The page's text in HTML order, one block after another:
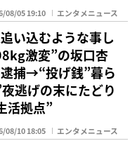
08/05 19:10 エンタメニュース
追い込むような事し
激変”の坂口杏
捕→“投げ銭”暮ら
逃げの末にたどり
活拠点”
08/10 18:05 エンタメニュース